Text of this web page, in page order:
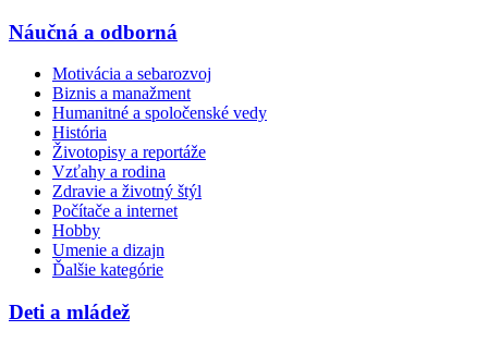
Náučná a odborná
Motivácia a sebarozvoj
Biznis a manažment
Humanitné a spoločenské vedy
História
Životopisy a reportáže
Vzťahy a rodina
Zdravie a životný štýl
Počítače a internet
Hobby
Umenie a dizajn
Ďalšie kategórie
Deti a mládež